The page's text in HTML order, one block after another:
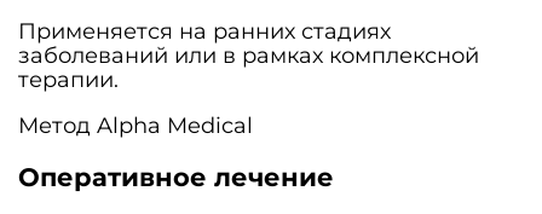
Применяется на ранних стадиях
заболеваний или в рамках комплексной
терапии.
Метод Alpha Medical
Оперативное лечение